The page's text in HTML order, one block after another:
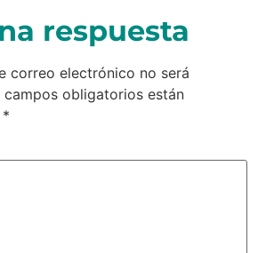
respuesta
correo electrónico no será
campos obligatorios están
*